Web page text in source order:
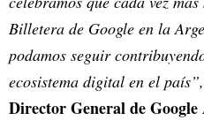
Billetera de Google en la
podamos seguir
ecosistema digital en el país”,
Director General de